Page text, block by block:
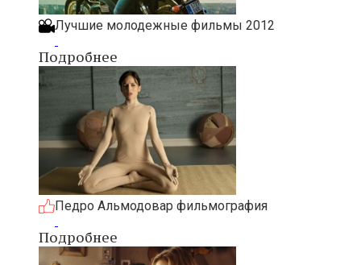
Лучшие молодежные фильмы 2012
Подробнее
Педро Альмодовар фильмография
Подробнее